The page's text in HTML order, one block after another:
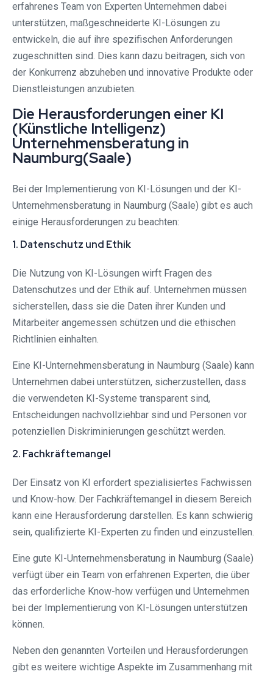
erfahrenes Team von Experten Unternehmen dabei
unterstützen, maßgeschneiderte KI-Lösungen zu
entwickeln, die auf ihre spezifischen Anforderungen
zugeschnitten sind. Dies kann dazu beitragen, sich von
der Konkurrenz abzuheben und innovative Produkte oder
Dienstleistungen anzubieten.
Die Herausforderungen einer KI
(Künstliche Intelligenz)
Unternehmensberatung in
Naumburg(Saale)
Bei der Implementierung von KI-Lösungen und der KI-
Unternehmensberatung in Naumburg (Saale) gibt es auch
einige Herausforderungen zu beachten:
1. Datenschutz und Ethik
Die Nutzung von KI-Lösungen wirft Fragen des
Datenschutzes und der Ethik auf. Unternehmen müssen
sicherstellen, dass sie die Daten ihrer Kunden und
Mitarbeiter angemessen schützen und die ethischen
Richtlinien einhalten.
Eine KI-Unternehmensberatung in Naumburg (Saale) kann
Unternehmen dabei unterstützen, sicherzustellen, dass
die verwendeten KI-Systeme transparent sind,
Entscheidungen nachvollziehbar sind und Personen vor
potenziellen Diskriminierungen geschützt werden.
2. Fachkräftemangel
Der Einsatz von KI erfordert spezialisiertes Fachwissen
und Know-how. Der Fachkräftemangel in diesem Bereich
kann eine Herausforderung darstellen. Es kann schwierig
sein, qualifizierte KI-Experten zu finden und einzustellen.
Eine gute KI-Unternehmensberatung in Naumburg (Saale)
verfügt über ein Team von erfahrenen Experten, die über
das erforderliche Know-how verfügen und Unternehmen
bei der Implementierung von KI-Lösungen unterstützen
können.
Neben den genannten Vorteilen und Herausforderungen
gibt es weitere wichtige Aspekte im Zusammenhang mit